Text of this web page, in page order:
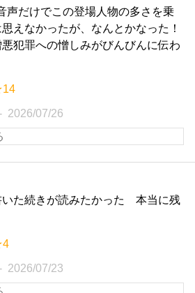
声だけでこの登場人物の多さを乗
えなかったが、なんとかなった！
犯罪への憎しみがびんびんに伝わ
2026/07/26
いた続きが読みたかった 本当に残
2026/07/23